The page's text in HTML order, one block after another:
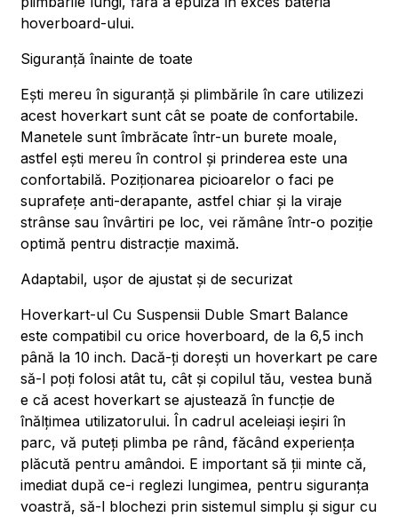
hoverboard-ului.
Siguranță înainte de toate
Ești mereu în siguranță și plimbările în care utilizezi
acest hoverkart sunt cât se poate de confortabile.
Manetele sunt îmbrăcate într-un burete moale,
astfel ești mereu în control și prinderea este una
confortabilă. Poziționarea picioarelor o faci pe
suprafețe anti-derapante, astfel chiar și la viraje
strânse sau învârtiri pe loc, vei rămâne într-o poziție
optimă pentru distracție maximă.
Adaptabil, ușor de ajustat și de securizat
Hoverkart-ul Cu Suspensii Duble Smart Balance
este compatibil cu orice hoverboard, de la 6,5 inch
până la 10 inch. Dacă-ți dorești un hoverkart pe care
să-l poți folosi atât tu, cât și copilul tău, vestea bună
e că acest hoverkart se ajustează în funcție de
înălțimea utilizatorului. În cadrul aceleiași ieșiri în
parc, vă puteți plimba pe rând, făcând experiența
plăcută pentru amândoi. E important să ții minte că,
imediat după ce-i reglezi lungimea, pentru siguranța
voastră, să-l blochezi prin sistemul simplu și sigur cu